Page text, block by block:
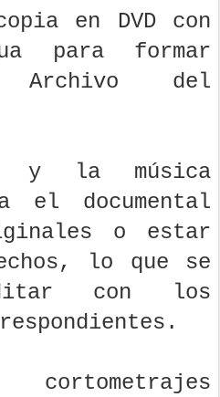
en DVD con
para formar
del
y la música
el documental
o estar
lo que se
con los